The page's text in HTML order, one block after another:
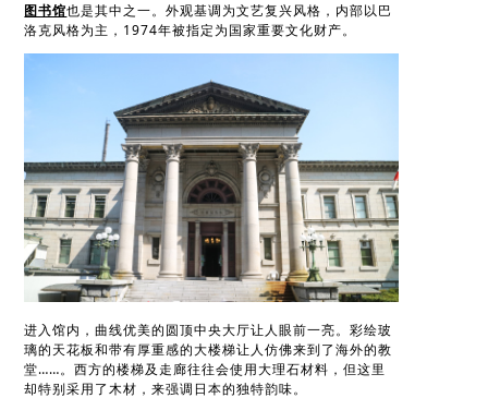
图书馆也是其中之一。外观基调为文艺复兴风格，内部以巴
洛克风格为主，1974年被指定为国家重要文化财产。
进入馆内，曲线优美的圆顶中央大厅让人眼前一亮。彩绘玻
璃的天花板和带有厚重感的大楼梯让人仿佛来到了海外的教
堂……。西方的楼梯及走廊往往会使用大理石材料，但这里
却特别采用了木材，来强调日本的独特韵味。